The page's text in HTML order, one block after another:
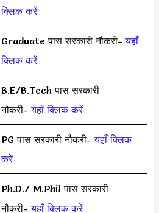
क्लिक करें
Graduate पास सरकारी नौकरी-यहाँ
क्लिक करें
B.E/B.Tech पास सरकारी
नौकरी-यहाँ क्लिक करें
PG पास सरकारी नौकरी-यहाँ क्लिक
करें
Ph.D./ M.Phil पास सरकारी
नौकरी-यहाँ क्लिक करें